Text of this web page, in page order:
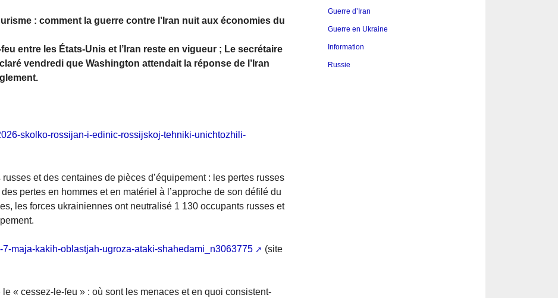
: comment la guerre contre l’Iran nuit aux économies du
entre les États-Unis et l’Iran reste en vigueur ; Le secrétaire
vendredi que Washington attendait la réponse de l’Iran
skolko-rossijan-i-edinic-rossijskoj-tehniki-unichtozhili-
et des centaines de pièces d’équipement : les pertes russes
pertes en hommes et en matériel à l’approche de son défilé du
les forces ukrainiennes ont neutralisé 1 130 occupants russes et
7-maja-kakih-oblastjah-ugroza-ataki-shahedami_n3063775
(site
« cessez-le-feu » : où sont les menaces et en quoi consistent-
Guerre d’Iran
Guerre en Ukraine
Information
Russie